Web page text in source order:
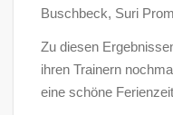
Buschbeck, Suri
Zu diesen
ihren Trainern
eine schöne